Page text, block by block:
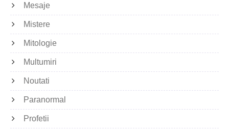
Mesaje
Mistere
Mitologie
Multumiri
Noutati
Paranormal
Profetii